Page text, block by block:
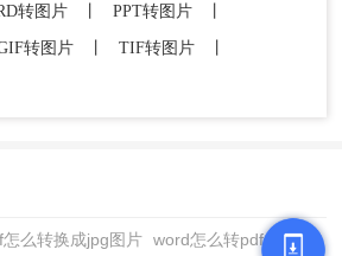
转图片 PPT转图片
转图片 TIF转图片
怎么转换成jpg图片 word怎么转pdf